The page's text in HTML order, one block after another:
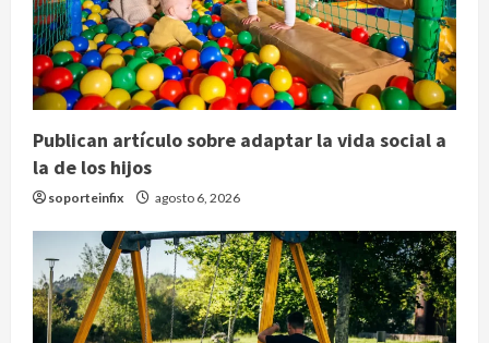
Publican artículo sobre adaptar la vida social a
la de los hijos
soporteinfix agosto 6, 2026